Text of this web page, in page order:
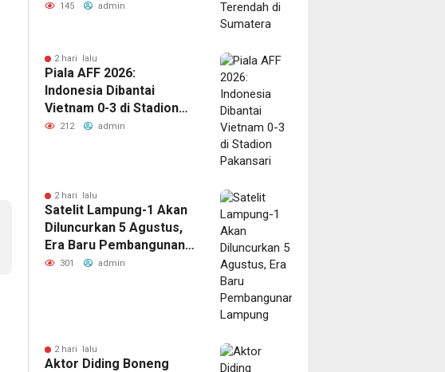
145 admin
2 hari lalu
Piala AFF 2026:
Indonesia Dibantai
Vietnam 0-3 di Stadion
Pakansari
212 admin
2 hari lalu
Satelit Lampung-1 Akan
Diluncurkan 5 Agustus,
Era Baru Pembangunan
Lampung
301 admin
2 hari lalu
Aktor Diding Boneng